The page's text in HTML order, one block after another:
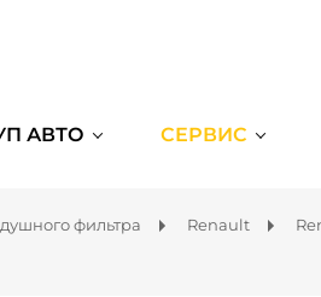
АВТО СЕРВИС
фильтра Renault